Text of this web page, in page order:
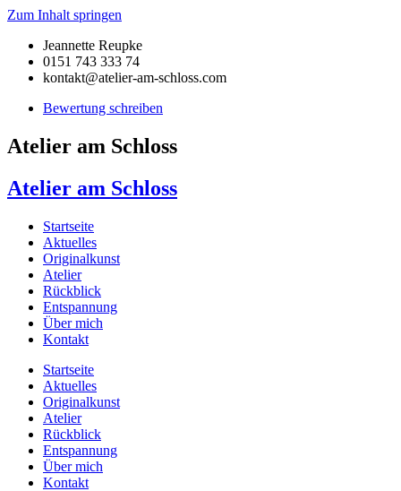
Zum Inhalt springen
Jeannette Reupke
0151 743 333 74
kontakt@atelier-am-schloss.com
Bewertung schreiben
Atelier am Schloss
Atelier am Schloss
Startseite
Aktuelles
Originalkunst
Atelier
Rückblick
Entspannung
Über mich
Kontakt
Startseite
Aktuelles
Originalkunst
Atelier
Rückblick
Entspannung
Über mich
Kontakt